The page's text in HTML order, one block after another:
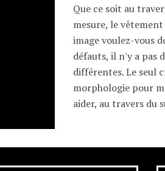
Que ce soit au
mesure, le
image voulez-vous
défauts, il n'y a pas
différentes. Le seul
morphologie pour
aider, au travers du